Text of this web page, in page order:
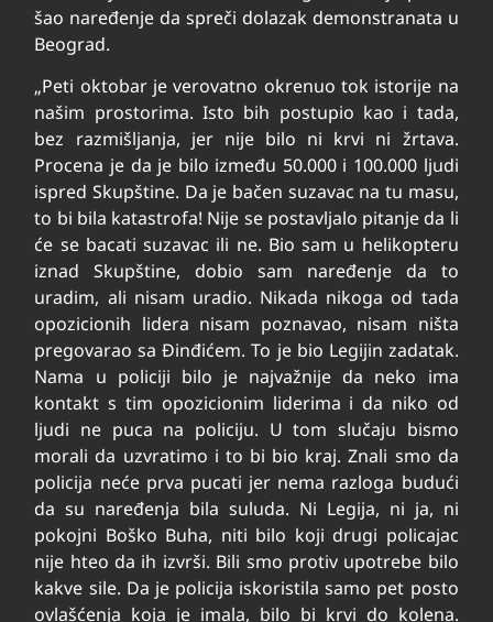
šao na­re­đe­nje da spre­či do­la­zak de­mon­stra­na­ta u
Be­o­grad.
„Peti oktobar je verovatno okrenuo tok istorije na
našim prostorima. Isto bih postupio kao i tada,
bez razmišljanja, jer nije bilo ni krvi ni žrtava.
Procena je da je bilo između 50.000 i 100.000 ljudi
ispred Skupštine. Da je bačen suzavac na tu masu,
to bi bila katastrofa! Nije se postavljalo pitanje da li
će se bacati suzavac ili ne. Bio sam u helikopteru
iznad Skupštine, dobio sam naređenje da to
uradim, ali nisam uradio. Nikada nikoga od tada
opozicionih lidera nisam poznavao, nisam ništa
pregovarao sa Đinđićem. To je bio Legijin zadatak.
Nama u policiji bilo je najvažnije da neko ima
kontakt s tim opozicionim liderima i da niko od
ljudi ne puca na policiju. U tom slučaju bismo
morali da uzvratimo i to bi bio kraj. Znali smo da
policija neće prva pucati jer nema razloga budući
da su naređenja bila suluda. Ni Legija, ni ja, ni
pokojni Boško Buha, niti bilo koji drugi policajac
nije hteo da ih izvrši. Bili smo protiv upotrebe bilo
kakve sile. Da je policija iskoristila samo pet posto
ovlašćenja koja je imala, bilo bi krvi do kolena.